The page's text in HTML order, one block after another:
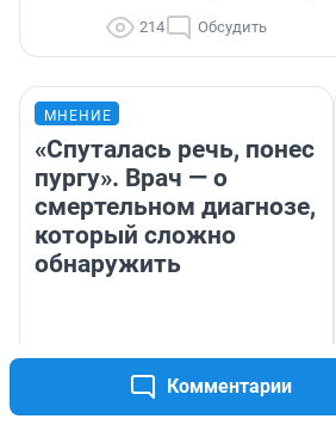
Комментарии
214 Обсудить
МНЕНИЕ
«Спуталась речь, понес
пургу». Врач — о
смертельном диагнозе,
который сложно
обнаружить
Ирина Волкова
Главврач клиники
«Реабилитация доктора
Волковой»